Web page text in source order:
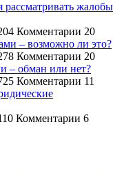
рассматривать жалобы
Комментарии 20
– возможно ли это?
Комментарии 20
– обман или нет?
Комментарии 11
Комментарии 6